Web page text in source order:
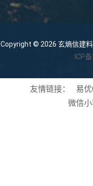
Copyright © 2026 玄熵信建
ICP
友情链接： 易
微信